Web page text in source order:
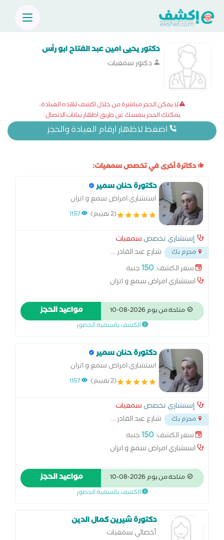
دكتور يحيى امين عبد الفتاح ابو رأس
دكتور سمعيات
لا يمكن الحجز مباشرة من خلال اكشف لهذه العيادة،
يمكنك الحجز بنفسك عن طريق اظهار بيانات الاتصال:
اضغط لاظهار ارقام العيادة والحجز
دكاترة أخرى في تخصص سمعيات:
دكتورة حنان سمير
استشاري امراض سمع و اتزان
(2 تقييم) 1157
إستشاري تخصص سمعيات
محرم بك شارع عبد القادر...
سعر الكشف:150جنيه
استشاري امراض سمع و اتزان
متاحة من يوم 2026-08-10 مواعيد الحجز
الكشف باسبقية الحضور
دكتورة حنان سمير
استشاري امراض سمع و اتزان
(2 تقييم) 1157
إستشاري تخصص سمعيات
محرم بك شارع عبد القادر...
سعر الكشف:150جنيه
استشاري امراض سمع و اتزان
متاحة من يوم 2026-08-10 مواعيد الحجز
الكشف باسبقية الحضور
دكتورة شيرين كمال الدين
أخصائي سمعيات